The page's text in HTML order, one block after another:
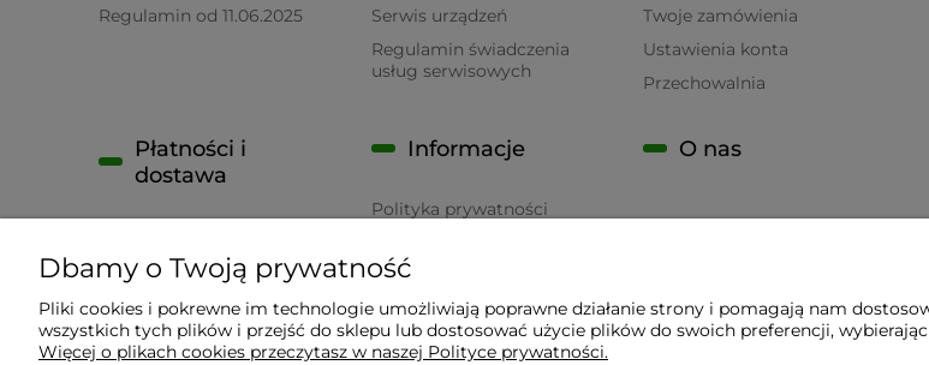
Regulamin od 11.06.2025
Serwis urządzeń
Regulamin świadczenia
usług serwisowych
Twoje zamówienia
Ustawienia konta
Przechowalnia
Płatności i
dostawa
Czas realizacji zamówienia
Informacje
Polityka prywatności
O nas
Wyposażenie Gastronomii - Projekty Technologiczne - Sklep Gastronomiczny - Serwis Sprzętu
Dbamy o Twoją prywatność
Pliki cookies i pokrewne im technologie umożliwiają poprawne działanie strony i pomagają nam
wszystkich tych plików i przejść do sklepu lub dostosować użycie plików do swoich preferencji,
Więcej o plikach cookies przeczytasz w naszej Polityce prywatności.